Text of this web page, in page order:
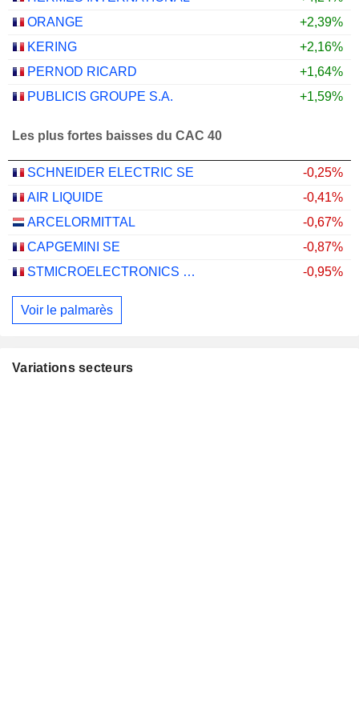
ORANGE
+2,39%
KERING
+2,16%
PERNOD RICARD
+1,64%
PUBLICIS GROUPE S.A.
+1,59%
Les plus fortes baisses du CAC 40
SCHNEIDER ELECTRIC SE
-0,25%
AIR LIQUIDE
-0,41%
ARCELORMITTAL
-0,67%
CAPGEMINI SE
-0,87%
STMICROELECTRONICS N.V.
-0,95%
Voir le palmarès
Variations secteurs